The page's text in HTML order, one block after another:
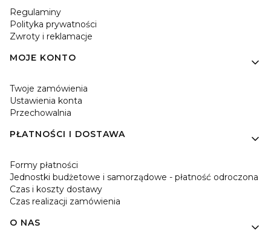
Regulaminy
Polityka prywatności
Zwroty i reklamacje
MOJE KONTO
Twoje zamówienia
Ustawienia konta
Przechowalnia
PŁATNOŚCI I DOSTAWA
Formy płatności
Jednostki budżetowe i samorządowe - płatność odroczona
Czas i koszty dostawy
Czas realizacji zamówienia
O NAS